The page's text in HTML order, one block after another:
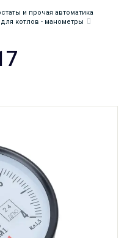
и прочая автоматика
котлов - манометры